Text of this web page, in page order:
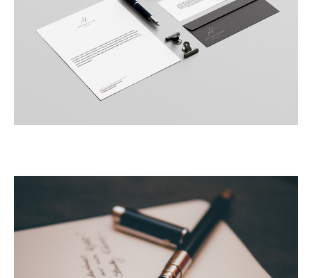
HOME
QUEM SOMOS
O QUE FAZEMOS
CONTATO